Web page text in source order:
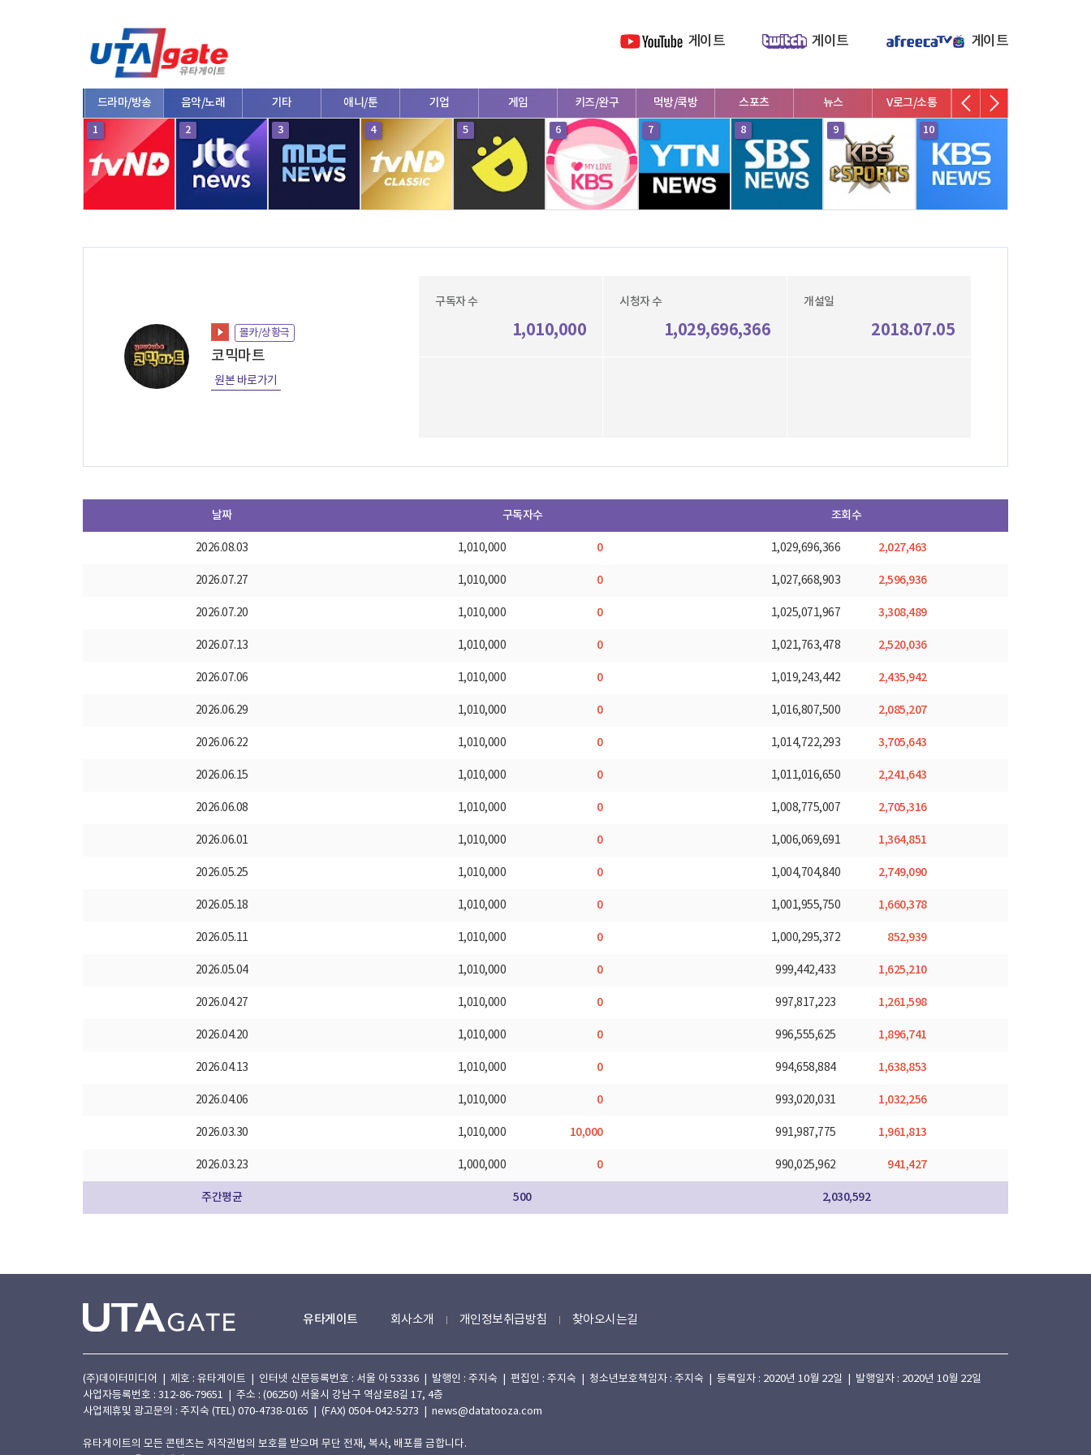
게이트 게이트 게이트
드라마/방송 음악/노래 기타 애니/툰 기업 게임 키즈/완구 먹방/쿡방 스포츠 뉴스 V로그/소통 영화/뮤지컬
1 2 3 4 5 6 7 8 9 10
몰카/상황극
코믹마트
원본 바로가기
구독자 수
1,010,000
시청자 수
1,029,696,366
개설일
2018.07.05
날짜 구독자수 조회수
2026.08.03 1,010,000 0 1,029,696,366 2,027,463
2026.07.27 1,010,000 0 1,027,668,903 2,596,936
2026.07.20 1,010,000 0 1,025,071,967 3,308,489
2026.07.13 1,010,000 0 1,021,763,478 2,520,036
2026.07.06 1,010,000 0 1,019,243,442 2,435,942
2026.06.29 1,010,000 0 1,016,807,500 2,085,207
2026.06.22 1,010,000 0 1,014,722,293 3,705,643
2026.06.15 1,010,000 0 1,011,016,650 2,241,643
2026.06.08 1,010,000 0 1,008,775,007 2,705,316
2026.06.01 1,010,000 0 1,006,069,691 1,364,851
2026.05.25 1,010,000 0 1,004,704,840 2,749,090
2026.05.18 1,010,000 0 1,001,955,750 1,660,378
2026.05.11 1,010,000 0 1,000,295,372 852,939
2026.05.04 1,010,000 0 999,442,433 1,625,210
2026.04.27 1,010,000 0 997,817,223 1,261,598
2026.04.20 1,010,000 0 996,555,625 1,896,741
2026.04.13 1,010,000 0 994,658,884 1,638,853
2026.04.06 1,010,000 0 993,020,031 1,032,256
2026.03.30 1,010,000 10,000 991,987,775 1,961,813
2026.03.23 1,000,000 0 990,025,962 941,427
주간평균 500 2,030,592
유타게이트 회사소개 개인정보취급방침 찾아오시는길
(주)데이터미디어 | 제호 : 유타게이트 | 인터넷 신문등록번호 : 서울 아 53336 | 발행인 : 주지숙 | 편집인 : 주지숙 | 청소년보호책임자 : 주지숙 | 등록일자 : 2020년 10월 22일 | 발행일자 : 2020년 10월 22일
사업자등록번호 : 312-86-79651 | 주소 : (06250) 서울시 강남구 역삼로8길 17, 4층
사업제휴및 광고문의 : 주지숙 (TEL) 070-4738-0165 | (FAX) 0504-042-5273 | news@datatooza.com
유타게이트의 모든 콘텐츠는 저작권법의 보호를 받으며 무단 전재, 복사, 배포를 금합니다.